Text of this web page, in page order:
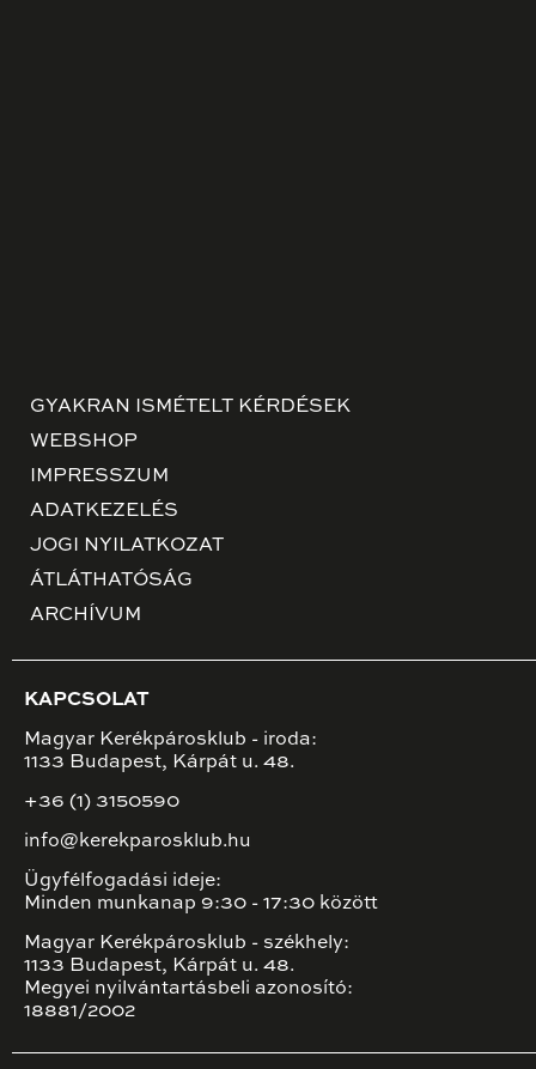
GYAKRAN ISMÉTELT KÉRDÉSEK
WEBSHOP
IMPRESSZUM
ADATKEZELÉS
JOGI NYILATKOZAT
ÁTLÁTHATÓSÁG
ARCHÍVUM
KAPCSOLAT
Magyar Kerékpárosklub - iroda:
1133 Budapest, Kárpát u. 48.
+36 (1) 3150590
info@kerekparosklub.hu
Ügyfélfogadási ideje:
Minden munkanap 9:30 - 17:30 között
Magyar Kerékpárosklub - székhely:
1133 Budapest, Kárpát u. 48.
Megyei nyilvántartásbeli azonosító:
18881/2002